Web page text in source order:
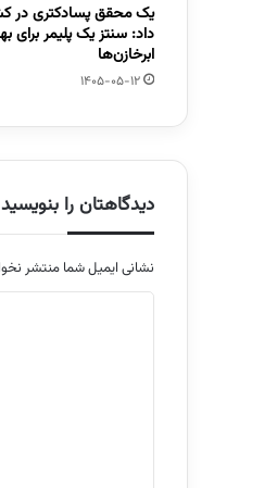
یک محقق پسادکتری در
داد: سنتز یک پلیمر برای
ابرخازن‌ها
1405-05-12
دیدگاهتان را بنویسید
نشانی ایمیل شما منتشر